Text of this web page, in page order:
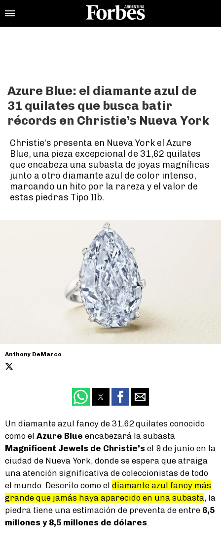
Azure Blue: el diamante azul de
31 quilates que busca batir
récords en Christie’s Nueva York
Christie’s presenta en Nueva York el Azure
Blue, una pieza excepcional de 31,62 quilates
que encabeza una subasta de joyas magníficas
junto a otro diamante azul de color intenso,
marcando un hito por la rareza y el valor de
estas piedras Tipo IIb.
Anthony DeMarco
Un diamante azul fancy de 31,62 quilates conocido
como el Azure Blue encabezará la subasta
Magnificent Jewels de Christie’s el 9 de junio en la
ciudad de Nueva York, donde se espera que atraiga
una atención significativa de coleccionistas de todo
el mundo. Descrito como el diamante azul fancy más
grande que jamás haya aparecido en una subasta, la
piedra tiene una estimación de preventa de entre 6,5
millones y 8,5 millones de dólares